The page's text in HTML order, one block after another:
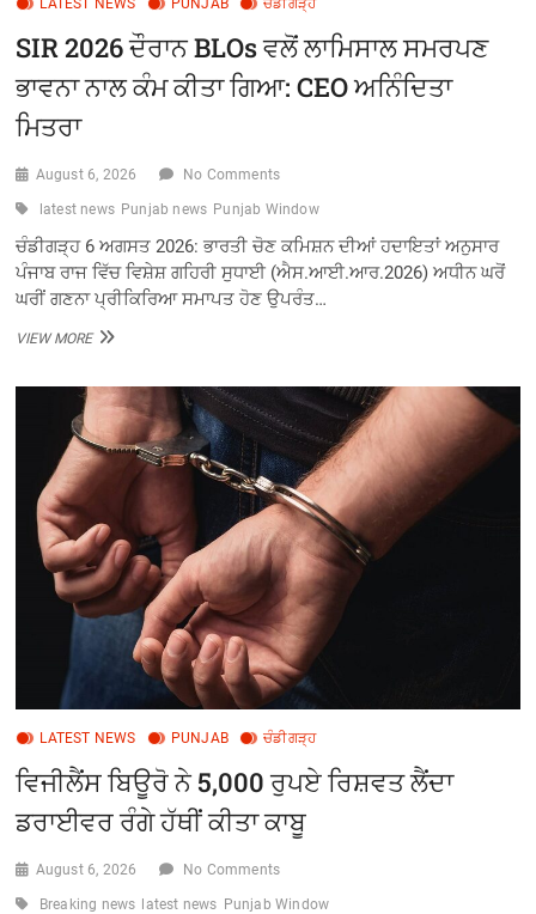
LATEST NEWS PUNJAB ਚੰਡੀਗੜ੍ਹ
SIR 2026 ਦੌਰਾਨ BLOs ਵਲੋਂ ਲਾਮਿਸਾਲ ਸਮਰਪਣ
ਭਾਵਨਾ ਨਾਲ ਕੰਮ ਕੀਤਾ ਗਿਆ: CEO ਅਨਿੰਦਿਤਾ
ਮਿਤਰਾ
August 6, 2026 No Comments
latest news Punjab news Punjab Window
ਚੰਡੀਗੜ੍ਹ 6 ਅਗਸਤ 2026: ਭਾਰਤੀ ਚੋਣ ਕਮਿਸ਼ਨ ਦੀਆਂ ਹਦਾਇਤਾਂ ਅਨੁਸਾਰ
ਪੰਜਾਬ ਰਾਜ ਵਿੱਚ ਵਿਸ਼ੇਸ਼ ਗਹਿਰੀ ਸੁਧਾਈ (ਐਸ.ਆਈ.ਆਰ.2026) ਅਧੀਨ ਘਰੋਂ
ਘਰੀਂ ਗਣਨਾ ਪ੍ਰੀਕਿਰਿਆ ਸਮਾਪਤ ਹੋਣ ਉਪਰੰਤ…
VIEW MORESIR
BLOS
ਲਾਮਿਸਾਲ
ਸਮਰਪਣ
ਕੰਮ
ਕੀਤਾ
ਗਿਆ:
CEO
ਅਨਿੰਦਿਤਾ
LATEST NEWS PUNJAB ਚੰਡੀਗੜ੍ਹ
ਵਿਜੀਲੈਂਸ ਬਿਊਰੋ ਨੇ 5,000 ਰੁਪਏ ਰਿਸ਼ਵਤ ਲੈਂਦਾ
ਡਰਾਈਵਰ ਰੰਗੇ ਹੱਥੀਂ ਕੀਤਾ ਕਾਬੂ
August 6, 2026 No Comments
Breaking news latest news Punjab Window